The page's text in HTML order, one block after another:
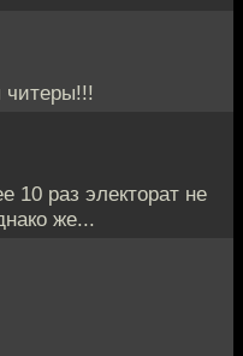
10 раз электорат не
же...